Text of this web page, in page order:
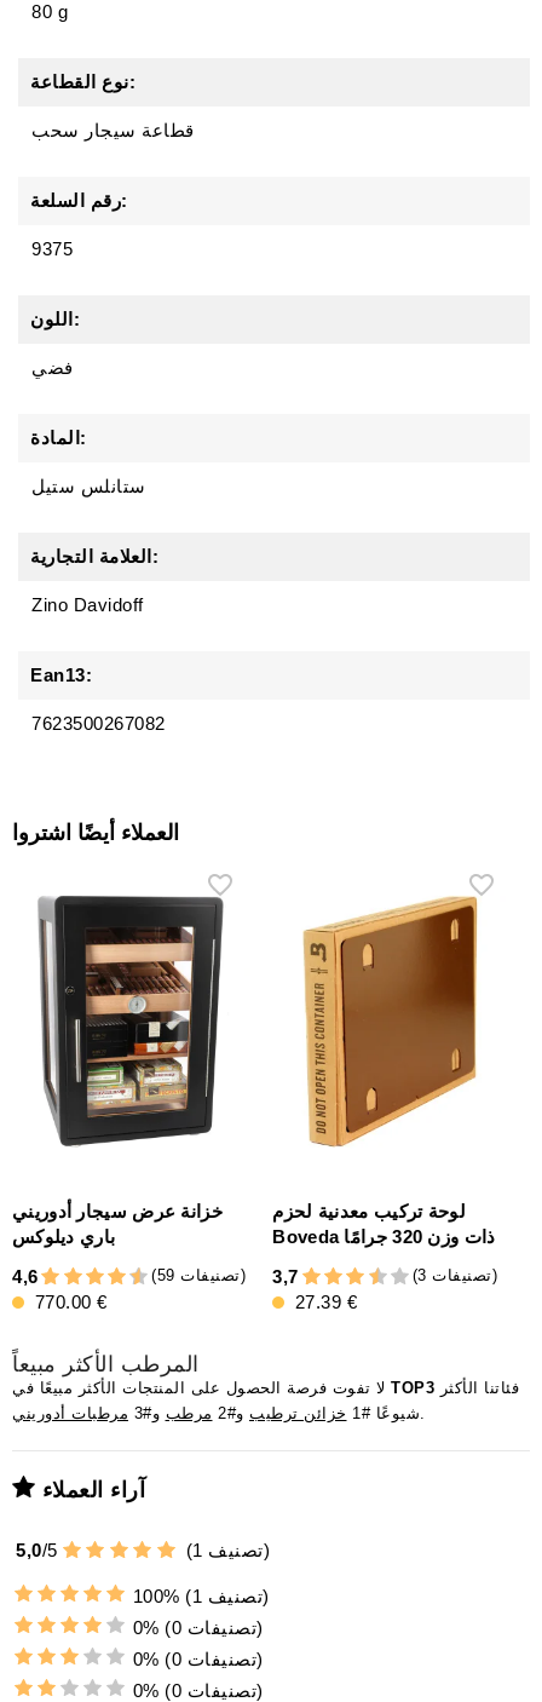
80 g
نوع القطاعة:
قطاعة سيجار سحب
رقم السلعة:
9375
اللون:
فضي
المادة:
ستانلس ستيل
العلامة التجارية:
Zino Davidoff
Ean13:
7623500267082
العملاء أيضًا اشتروا
خزانة عرض سيجار أدوريني
باري ديلوكس
4,6
(59 تصنيفات)
770.00 €
لوحة تركيب معدنية لحزم
Boveda ذات وزن 320 جرامًا
3,7
(3 تصنيفات)
27.39 €
المرطب الأكثر مبيعاً
TOP3
شيوعًا #1
خزائن ترطيب و#2 مرطب و#3 مرطبات أدوريني .
آراء العملاء
5,0/5 (1 تصنيف)
100%
(1 تصنيف)
0%
(0 تصنيفات)
0%
(0 تصنيفات)
0%
(0 تصنيفات)